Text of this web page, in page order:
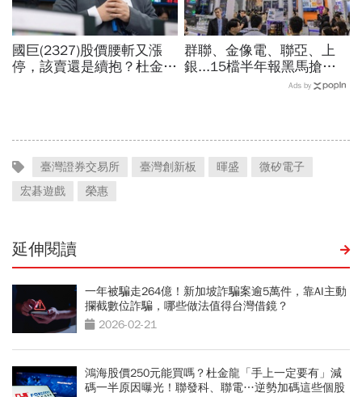
國巨(2327)股價腰斬又漲
停，該賣還是續抱？杜金龍
群聯、金像電、聯亞、上
銀...15檔半年報黑馬搶先
卡位！分析師揭選股4指
Ads by
臺灣證券交易所 臺灣創新板 暉盛
微矽電子
宏碁遊戲
榮惠
延伸閱讀
一年被騙走264億！新加坡詐騙案逾5萬件，靠AI主動
攔截數位詐騙，哪些做法值得台灣借鏡？
2026-02-21
鴻海股價250元能買嗎？杜金龍「手上一定要有」減
碼一半原因曝光！聯發科、聯電…逆勢加碼這些個股